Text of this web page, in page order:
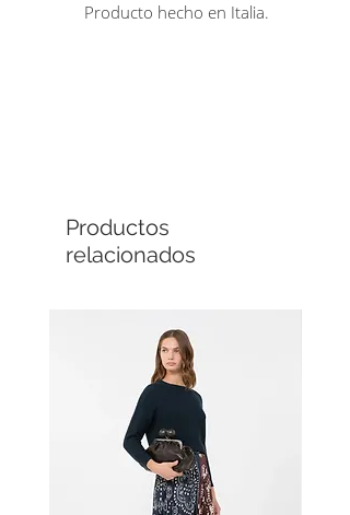
Producto hecho en Italia.
Productos
relacionados